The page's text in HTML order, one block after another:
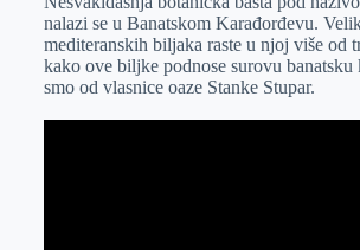
e
r
I
n
s
A
p
a
i
l
nalazi se u Banatskom Karađorđevu.
mediteranskih biljaka raste u njoj više od
kako ove biljke podnose surovu banatsku
smo od vlasnice oaze Stanke Stupar.